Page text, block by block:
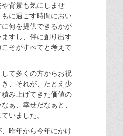
や背景も気にしませ
に過ごす時間におい
何を提供できるかが
すし、伴に創り出す
そがすべてと考えて
て多くの方からお祝
、それが、たとえ少
積み上げてきた価値の
ぁ、幸せだなぁと、
いました。
昨年から今年にかけ